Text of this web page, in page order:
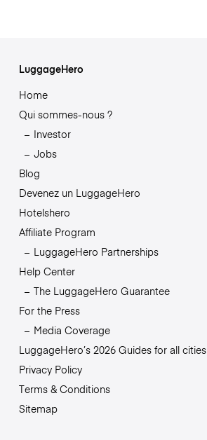
LuggageHero
Home
Qui sommes-nous ?
Investor
Jobs
Blog
Devenez un LuggageHero
Hotelshero
Affiliate Program
LuggageHero Partnerships
Help Center
The LuggageHero Guarantee
For the Press
Media Coverage
LuggageHero’s 2026 Guides for all cities
Privacy Policy
Terms & Conditions
Sitemap